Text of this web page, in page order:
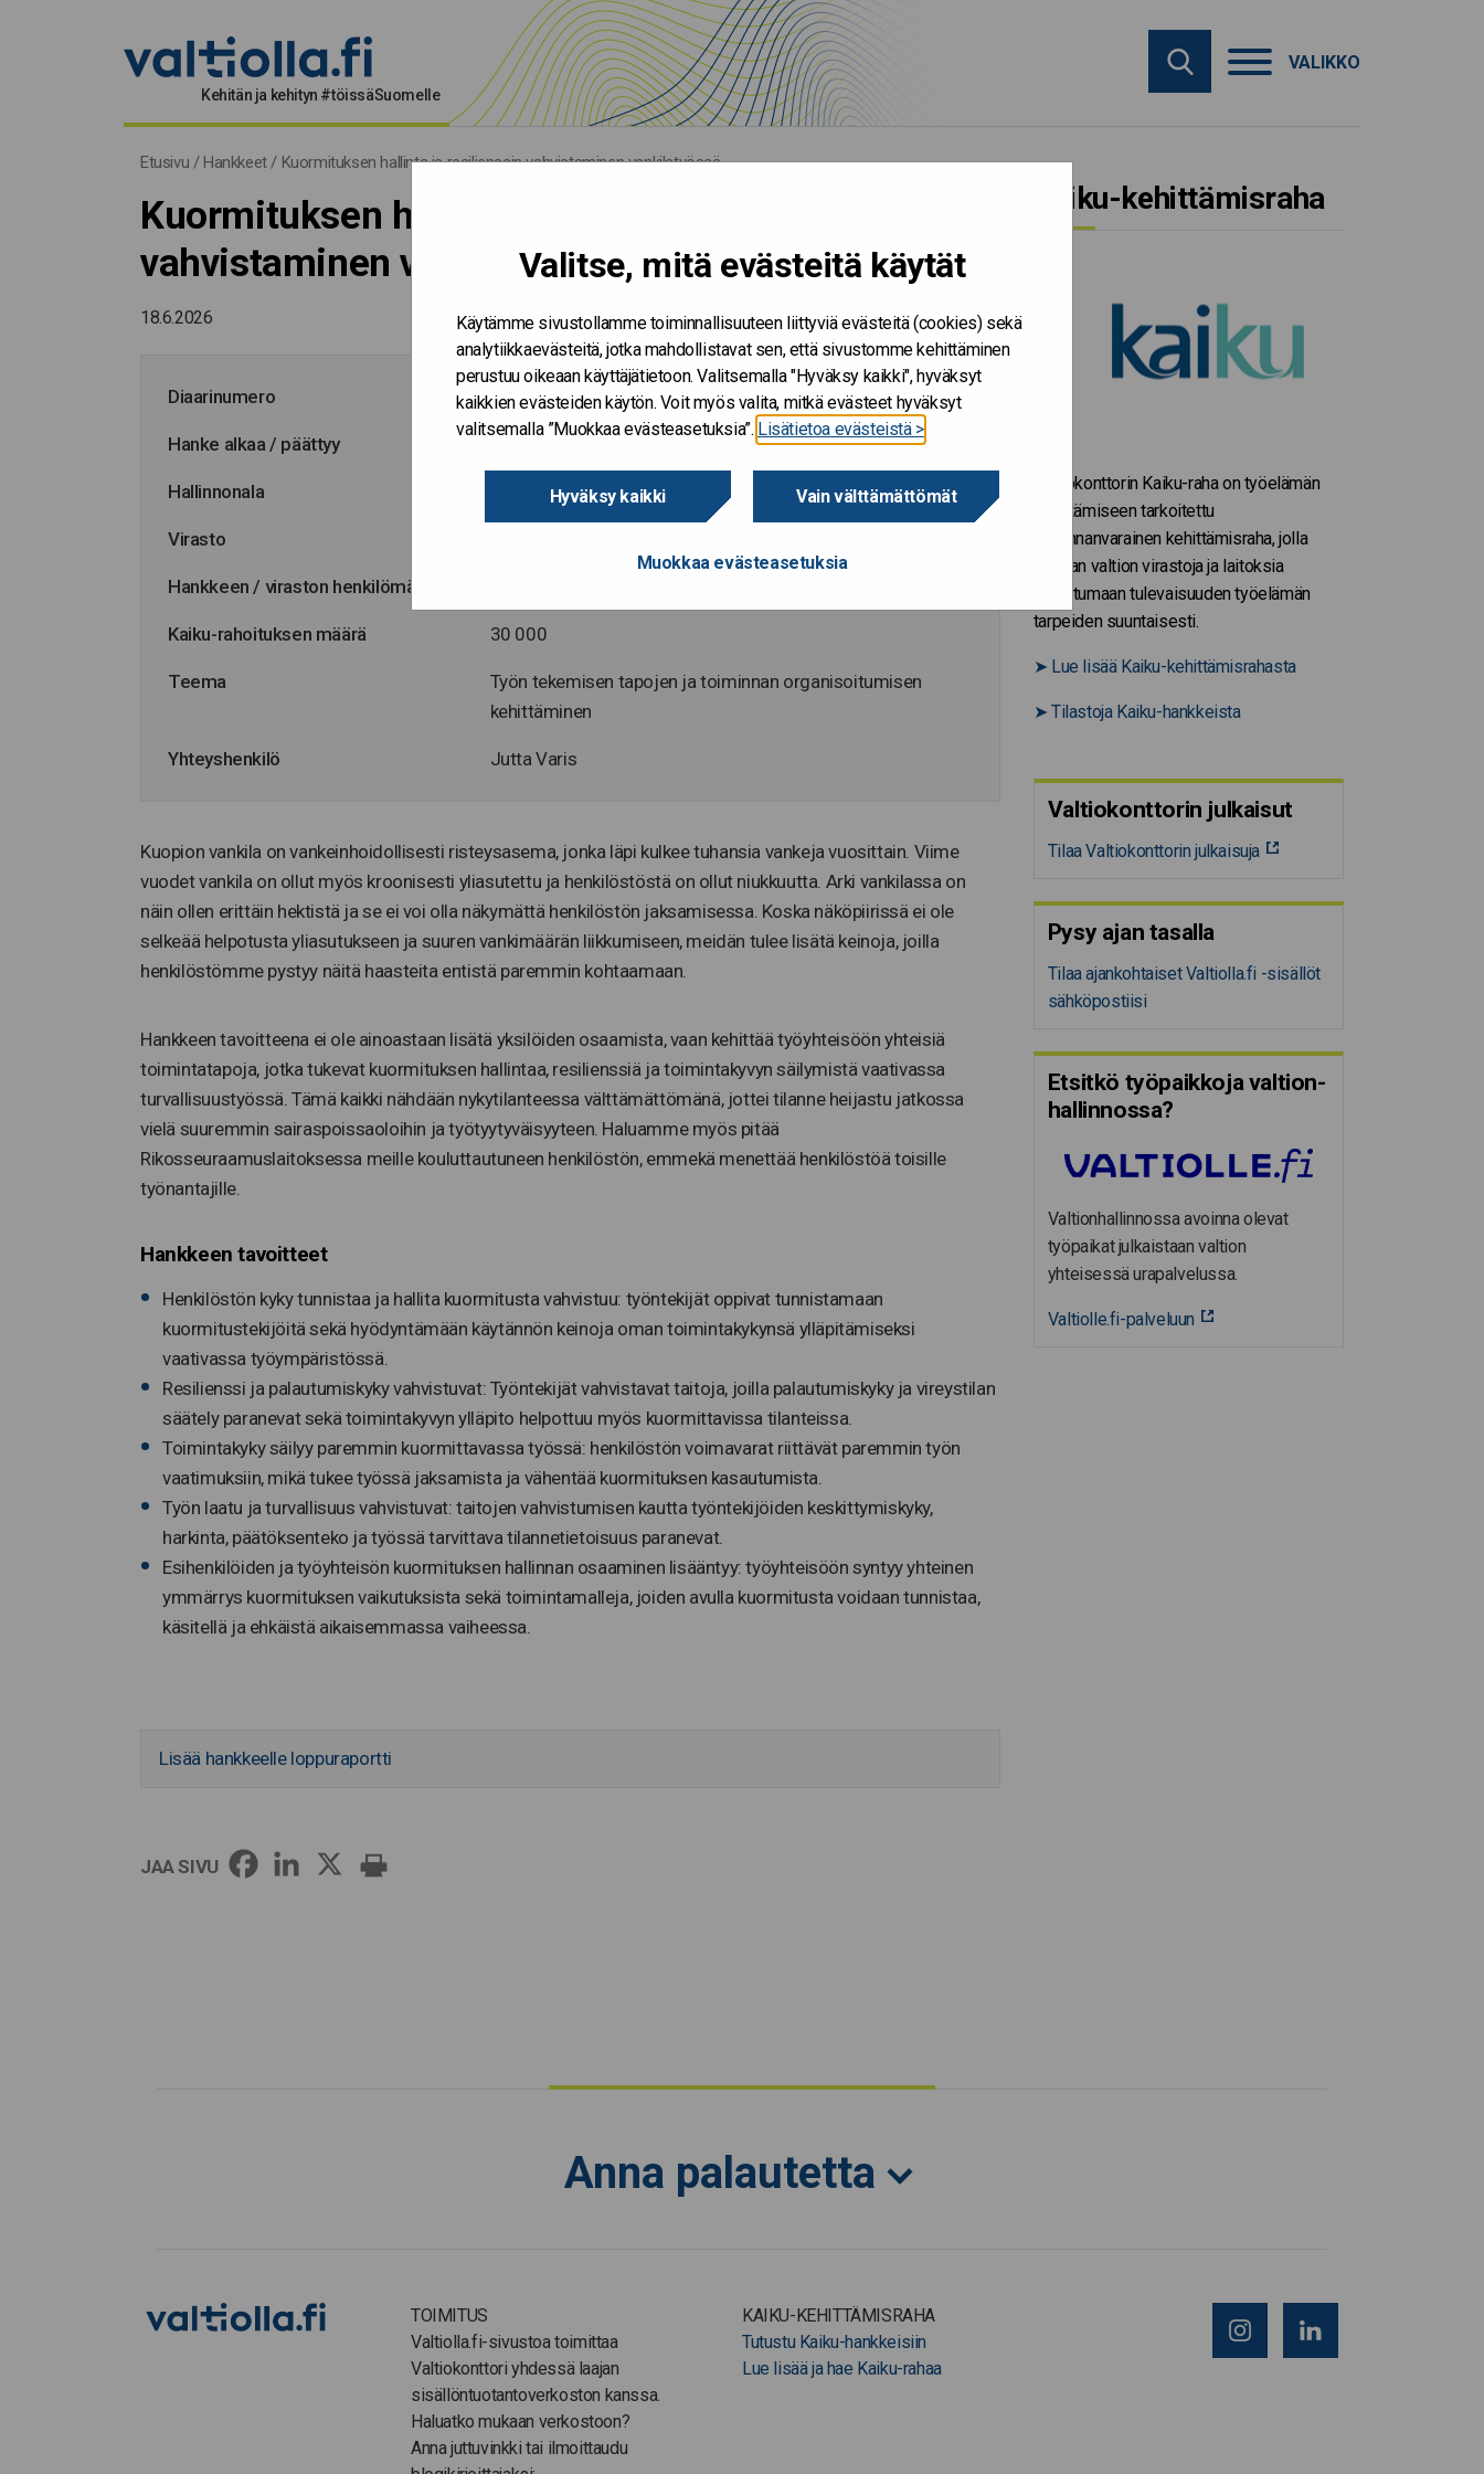
Valitse, mitä evästeitä käytät
Käytämme sivustollamme toiminnallisuuteen liittyviä evästeitä (cookies) sekä
analytiikkaevästeitä, jotka mahdollistavat sen, että sivustomme kehittäminen
perustuu oikeaan käyttäjätietoon. Valitsemalla "Hyväksy kaikki", hyväksyt
kaikkien evästeiden käytön. Voit myös valita, mitkä evästeet hyväksyt
valitsemalla ”Muokkaa evästeasetuksia”. Lisätietoa evästeistä >
Hyväksy kaikki Vain välttämättömät
Muokkaa evästeasetuksia
Kehitän ja kehityn #töissäSuomelle
VALIKKO
Etusivu / Hankkeet/ Kuormituksen hallinta ja resilienssin vahvistaminen vankilatyössä
Kuormituksen hallinta ja resilienssin
vahvistaminen vankilatyössä
18.6.2026
Diaarinumero VK/31670/2026
Hanke alkaa / päättyy
Hallinnonala Oikeusministeriö
Virasto
Hankkeen / viraston henkilömäärä
Kaiku-rahoituksen määrä 30 000
Teema
Työn tekemisen tapojen ja toiminnan organisoitumisen
kehittäminen
Yhteyshenkilö Jutta Varis
Kuopion vankila on vankeinhoidollisesti risteysasema, jonka läpi kulkee tuhansia vankeja vuosittain. Viime
vuodet vankila on ollut myös kroonisesti yliasutettu ja henkilöstöstä on ollut niukkuutta. Arki vankilassa on
näin ollen erittäin hektistä ja se ei voi olla näkymättä henkilöstön jaksamisessa. Koska näköpiirissä ei ole
selkeää helpotusta yliasutukseen ja suuren vankimäärän liikkumiseen, meidän tulee lisätä keinoja, joilla
henkilöstömme pystyy näitä haasteita entistä paremmin kohtaamaan.
Hankkeen tavoitteena ei ole ainoastaan lisätä yksilöiden osaamista, vaan kehittää työyhteisöön yhteisiä
toimintatapoja, jotka tukevat kuormituksen hallintaa, resilienssiä ja toimintakyvyn säilymistä vaativassa
turvallisuustyössä. Tämä kaikki nähdään nykytilanteessa välttämättömänä, jottei tilanne heijastu jatkossa
vielä suuremmin sairaspoissaoloihin ja työtyytyväisyyteen. Haluamme myös pitää
Rikosseuraamuslaitoksessa meille kouluttautuneen henkilöstön, emmekä menettää henkilöstöä toisille
työnantajille.
Hankkeen tavoitteet
Henkilöstön kyky tunnistaa ja hallita kuormitusta vahvistuu: työntekijät oppivat tunnistamaan
kuormitustekijöitä sekä hyödyntämään käytännön keinoja oman toimintakykynsä ylläpitämiseksi
vaativassa työympäristössä.
Resilienssi ja palautumiskyky vahvistuvat: Työntekijät vahvistavat taitoja, joilla palautumiskyky ja vireystilan
säätely paranevat sekä toimintakyvyn ylläpito helpottuu myös kuormittavissa tilanteissa.
Toimintakyky säilyy paremmin kuormittavassa työssä: henkilöstön voimavarat riittävät paremmin työn
vaatimuksiin, mikä tukee työssä jaksamista ja vähentää kuormituksen kasautumista.
Työn laatu ja turvallisuus vahvistuvat: taitojen vahvistumisen kautta työntekijöiden keskittymiskyky,
harkinta, päätöksenteko ja työssä tarvittava tilannetietoisuus paranevat.
Esihenkilöiden ja työyhteisön kuormituksen hallinnan osaaminen lisääntyy: työyhteisöön syntyy yhteinen
ymmärrys kuormituksen vaikutuksista sekä toimintamalleja, joiden avulla kuormitusta voidaan tunnistaa,
käsitellä ja ehkäistä aikaisemmassa vaiheessa.
Lisää hankkeelle loppuraportti
JAA SIVU
Kaiku-kehittämisraha
Valtiokonttorin Kaiku-raha on työelämän
kehittämiseen tarkoitettu
harkinnanvarainen kehittämisraha, jolla
tuetaan valtion virastoja ja laitoksia
uudistumaan tulevaisuuden työelämän
tarpeiden suuntaisesti.
➤ Lue lisää Kaiku-kehittämisrahasta
➤ Tilastoja Kaiku-hankkeista
Valtiokonttorin julkaisut
Tilaa Valtiokonttorin julkaisuja
Pysy ajan tasalla
Tilaa ajankohtaiset Valtiolla.fi -sisällöt
sähköpostiisi
Etsitkö työpaikkoja valtion­
hal­lin­nossa?
Valtionhallinnossa avoinna olevat
työpaikat julkaistaan valtion
yhteisessä urapalvelussa.
Valtiolle.fi-palveluun
Anna palautetta
TOIMITUS
Valtiolla.fi-sivustoa toimittaa
Valtiokonttori yhdessä laajan
sisällöntuotantoverkoston kanssa.
Haluatko mukaan verkostoon?
Anna juttuvinkki tai ilmoittaudu
KAIKU-KEHITTÄMISRAHA
Tutustu Kaiku-hankkeisiin
Lue lisää ja hae Kaiku-rahaa